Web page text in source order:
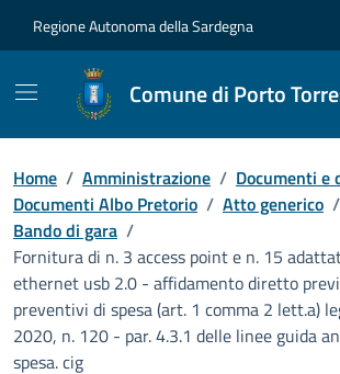
Regione Autonoma della Sardegna
Comune di Porto
Home / Amministrazione / Documenti e
Documenti Albo Pretorio / Atto generico /
Bando di gara /
Fornitura di n. 3 access point e n. 15
ethernet usb 2.0 - affidamento diretto
preventivi di spesa (art. 1 comma 2 lett.a)
2020, n. 120 - par. 4.3.1 delle linee guida
spesa. cig